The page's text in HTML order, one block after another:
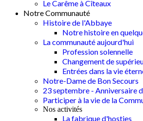
Le Carême à Cîteaux
Notre Communauté
Histoire de l'Abbaye
Notre histoire en
La communauté aujourd'hui
Profession solennelle
Changement de
Entrées dans la vie
Notre-Dame de Bon Secours
23 septembre - Anniversaire
Participer à la vie de la
Nos activités
La fabrique d'hosties